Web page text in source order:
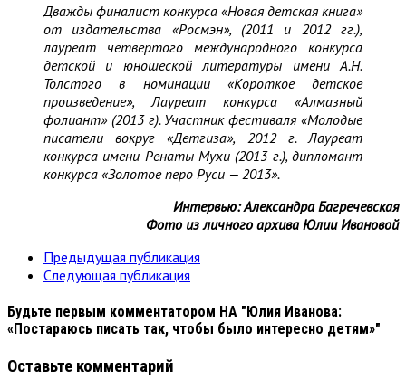
Дважды финалист конкурса «Новая детская книга»
от издательства «Росмэн», (2011 и 2012 гг.),
лауреат четвёртого международного конкурса
детской и юношеской литературы имени А.Н.
Толстого в номинации «Короткое детское
произведение», Лауреат конкурса «Алмазный
фолиант» (2013 г). Участник фестиваля «Молодые
писатели вокруг «Детгиза», 2012 г. Лауреат
конкурса имени Ренаты Мухи (2013 г.), дипломант
конкурса «Золотое перо Руси — 2013».
Интервью: Александра Багречевская
Фото из личного архива Юлии Ивановой
Предыдущая публикация
Следующая публикация
Будьте первым комментатором НА "Юлия Иванова:
«Постараюсь писать так, чтобы было интересно детям»"
Оставьте комментарий